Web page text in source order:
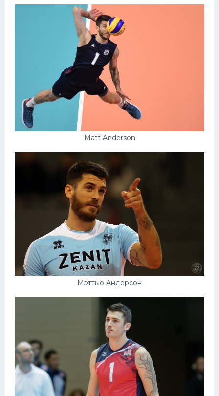
Matt Anderson
Мэттью Андерсон